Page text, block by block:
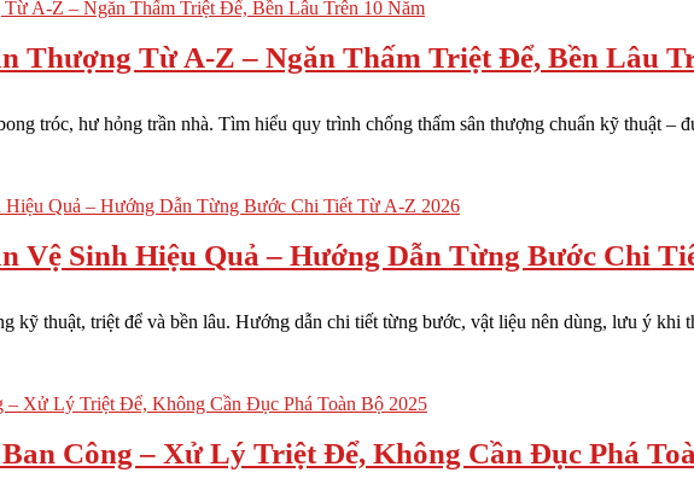
Thượng Từ A-Z – Ngăn Thấm Triệt Để, Bền Lâu
tróc, hư hỏng trần nhà. Tìm hiểu quy trình chống thấm sân thượng chuẩn kỹ thuật –
Vệ Sinh Hiệu Quả – Hướng Dẫn Từng Bước Chi
kỹ thuật, triệt để và bền lâu. Hướng dẫn chi tiết từng bước, vật liệu nên dùng, lưu ý khi
Công – Xử Lý Triệt Để, Không Cần Đục Phá